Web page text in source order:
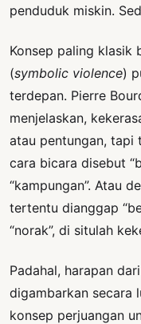
penduduk miskin.
Konsep paling klasik
(symbolic violence)
terdepan. Pierre
menjelaskan,
atau pentungan, tapi
cara bicara disebut
“kampungan”. Atau
tertentu dianggap
“norak”, di situlah
Padahal, harapan
digambarkan secara
konsep perjuangan